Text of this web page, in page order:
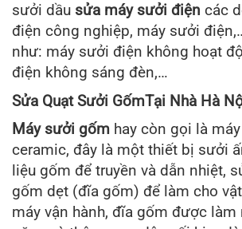
sưởi dầu sửa máy sưởi điện các
điện công nghiệp, máy sưởi
như: máy sưởi điện không hoạt
điện không sáng đèn,…
Sửa Quạt Sưởi GốmTại Nhà Hà
Máy sưởi gốm hay còn gọi là
ceramic, đây là một thiết bị sưởi
liệu gốm để truyền và dẫn nhiệt,
gốm dẹt (đĩa gốm) để làm cho
máy vận hành, đĩa gốm được